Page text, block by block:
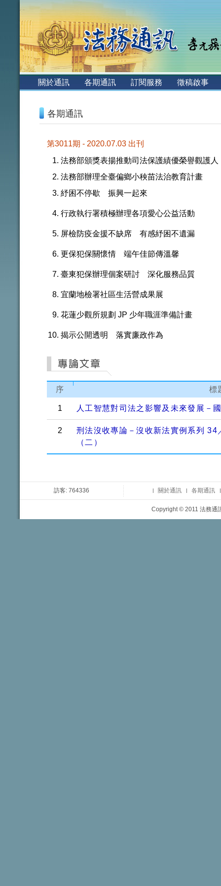
關於通訊 各期通訊 訂閱服務
徵稿啟事
各期通訊
第3011期 - 2020.07.03 出刊
法務部頒獎表揚推動司法保護績優榮譽觀護人
法務部辦理全臺偏鄉小秧苗法治教育計畫
紓困不停歇 振興一起來
行政執行署積極辦理各項愛心公益活動
屏檢防疫金援不缺席 有感紓困不遺漏
更保犯保關懷情 端午佳節傳溫馨
臺東犯保辦理個案研討 深化服務品質
宜蘭地檢署社區生活營成果展
花蓮少觀所規劃 JP 少年職涯準備計畫
揭示公開透明 落實廉政作為
序 標
1 人工智慧對司法之影響及未來發展－
2
刑法沒收專論－沒收新法實例系列
（二）
訪客: 764336 關於通訊 各期通訊
Copyright © 2011 法務